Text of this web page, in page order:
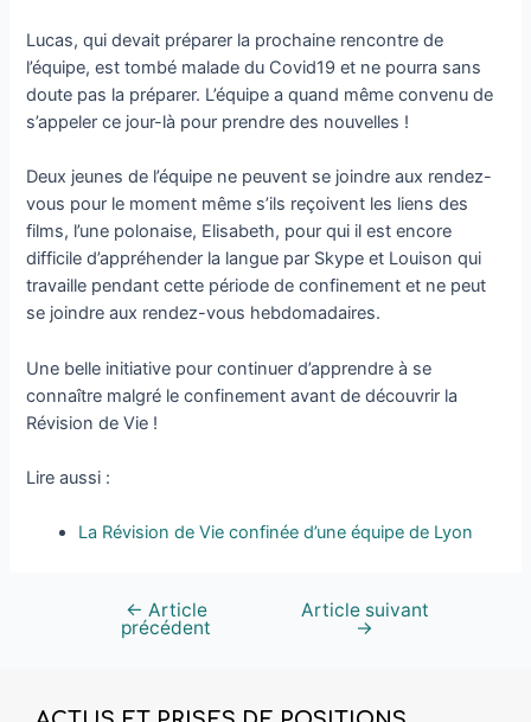
Lucas, qui devait préparer la prochaine rencontre de
l’équipe, est tombé malade du Covid19 et ne pourra sans
doute pas la préparer. L’équipe a quand même convenu de
s’appeler ce jour-là pour prendre des nouvelles !
Deux jeunes de l’équipe ne peuvent se joindre aux rendez-
vous pour le moment même s’ils reçoivent les liens des
films, l’une polonaise, Elisabeth, pour qui il est encore
difficile d’appréhender la langue par Skype et Louison qui
travaille pendant cette période de confinement et ne peut
se joindre aux rendez-vous hebdomadaires.
Une belle initiative pour continuer d’apprendre à se
connaître malgré le confinement avant de découvrir la
Révision de Vie !
Lire aussi :
La Révision de Vie confinée d’une équipe de Lyon
← Article
précédent
Article suivant
→